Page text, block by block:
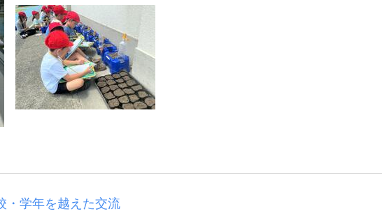
・学年を越えた交流